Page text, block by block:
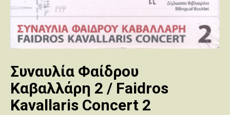
Συναυλία Φαίδρου
Καβαλλάρη 2 / Faidros
Kavallaris Concert 2